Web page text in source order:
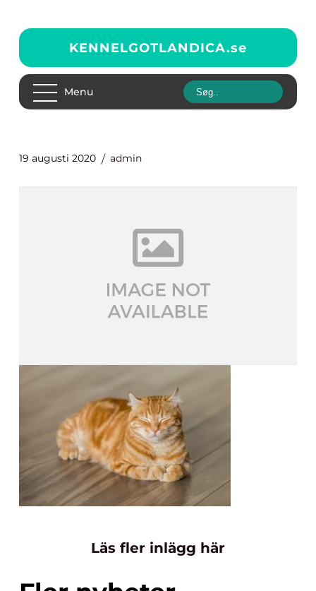
KENNELGOTLANDICA.se
Menu
19 augusti 2020 admin
Läs fler inlägg här